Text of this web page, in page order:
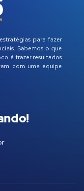
para fazer
Sabemos o que
é trazer resultados
com uma equipe